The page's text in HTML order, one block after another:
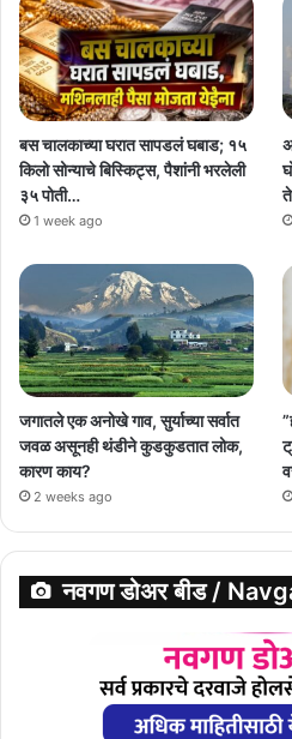
बस चालकाच्या घरात सापडलं घबाड; १५
किलो सोन्याचे बिस्किट्स, पैशांनी भरलेली
३५ पोती…
1 week ago
जगातले एक अनोखे गाव, सुर्याच्या सर्वात
जवळ असूनही थंडीने कुडकुडतात लोक,
कारण काय?
2 weeks ago
नवगण डोअर बीड /